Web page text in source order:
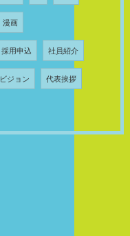
漫画
採用申込 社員紹介
ビジョン 代表挨拶